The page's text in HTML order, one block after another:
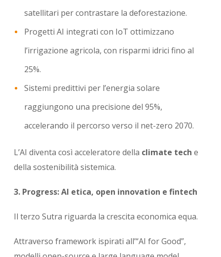
satellitari per contrastare la deforestazione.
Progetti AI integrati con IoT ottimizzano
l’irrigazione agricola, con risparmi idrici fino al
25%.
Sistemi predittivi per l’energia solare
raggiungono una precisione del 95%,
accelerando il percorso verso il net-zero 2070.
L’AI diventa così acceleratore della climate tech e
della sostenibilità sistemica.
3. Progress: AI etica, open innovation e fintech
Il terzo Sutra riguarda la crescita economica equa.
Attraverso framework ispirati all’“AI for Good”,